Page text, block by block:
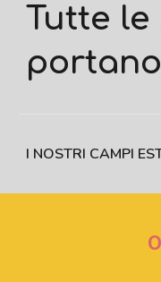
Tutte le
I NOSTRI CAMPI